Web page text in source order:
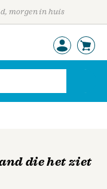
morgen in huis
die het ziet